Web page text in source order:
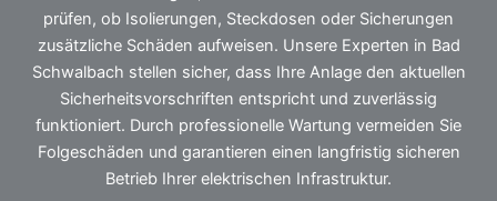
prüfen, ob Isolierungen, Steckdosen oder Sicherungen
zusätzliche Schäden aufweisen. Unsere Experten in Bad
Schwalbach stellen sicher, dass Ihre Anlage den aktuellen
Sicherheitsvorschriften entspricht und zuverlässig
funktioniert. Durch professionelle Wartung vermeiden Sie
Folgeschäden und garantieren einen langfristig sicheren
Betrieb Ihrer elektrischen Infrastruktur.